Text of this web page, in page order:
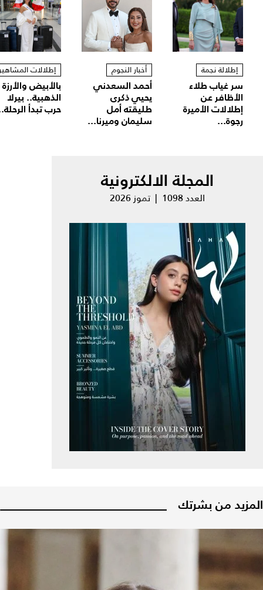
إطلالة نجمة
سر غياب طلاء
الأظافر عن
إطلالات الأميرة
رجوة...
أخبار النجوم
أحمد السعدني
يحيي ذكرى
طليقته أمل
سليمان وميرنا...
إطلالات
بالأبيض والأرزة
الذهبية.. بيرلا
حرب تبدأ
المجلة الالكترونية
العدد 1098 | تموز 2026
المزيد من بشرتك